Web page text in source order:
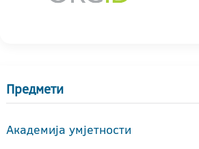
Предмети
Академија умјетности